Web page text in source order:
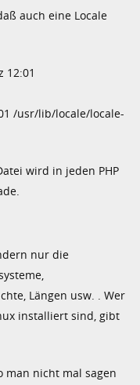
auch eine Locale
12:01
/usr/lib/locale/locale-
wird in jeden PHP
nur die
Längen usw. . Wer
installiert sind, gibt
man nicht mal sagen